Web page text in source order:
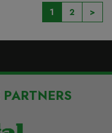
1 2 >
PARTNERS